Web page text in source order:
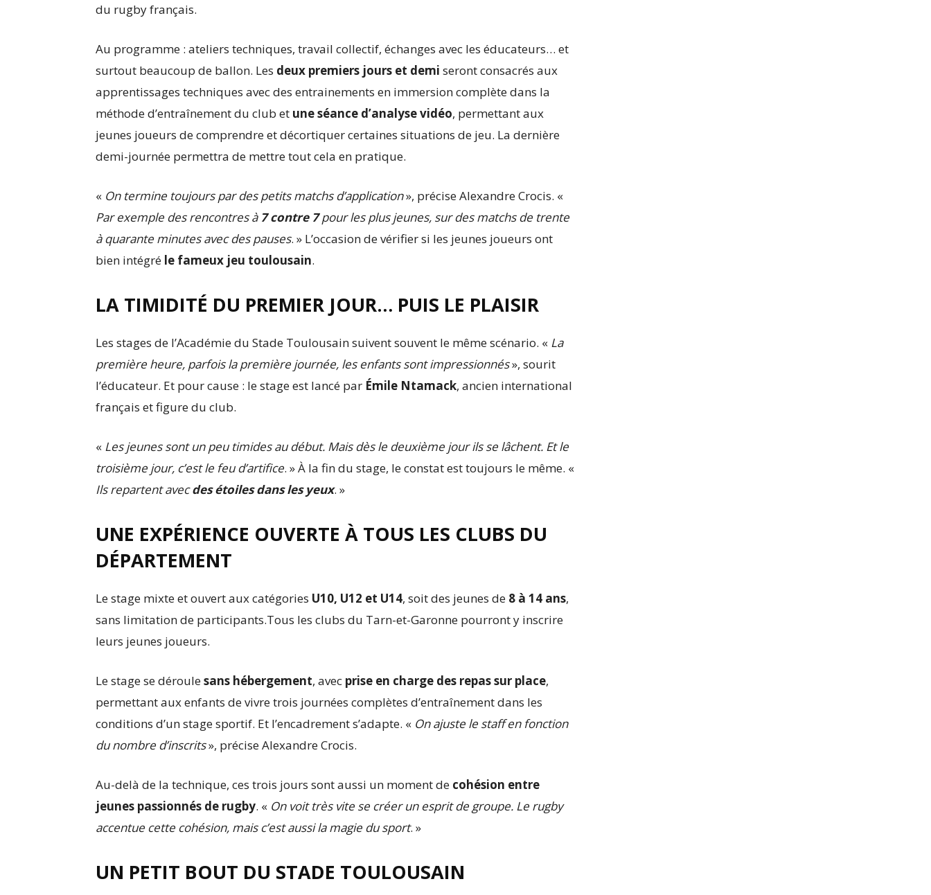
du rugby français.
Au programme : ateliers techniques, travail collectif, échanges avec les éducateurs… et
surtout beaucoup de ballon. Les deux premiers jours et demi seront consacrés aux
apprentissages techniques avec des entrainements en immersion complète dans la
méthode d’entraînement du club et une séance d’analyse vidéo, permettant aux
jeunes joueurs de comprendre et décortiquer certaines situations de jeu. La dernière
demi-journée permettra de mettre tout cela en pratique.
« On termine toujours par des petits matchs d’application», précise Alexandre Crocis. «
Par exemple des rencontres à 7 contre 7pour les plus jeunes, sur des matchs de trente
à quarante minutes avec des pauses. » L’occasion de vérifier si les jeunes joueurs ont
bien intégré le fameux jeu toulousain.
LA TIMIDITÉ DU PREMIER JOUR… PUIS LE PLAISIR
Les stages de l’Académie du Stade Toulousain suivent souvent le même scénario. « La
première heure, parfois la première journée, les enfants sont impressionnés», sourit
l’éducateur. Et pour cause : le stage est lancé par Émile Ntamack, ancien international
français et figure du club.
« Les jeunes sont un peu timides au début. Mais dès le deuxième jour ils se lâchent. Et le
troisième jour, c’est le feu d’artifice. » À la fin du stage, le constat est toujours le même. «
Ils repartent avecdes étoiles dans les yeux. »
UNE EXPÉRIENCE OUVERTE À TOUS LES CLUBS DU
DÉPARTEMENT
Le stage mixte et ouvert aux catégories U10, U12 et U14, soit des jeunes de 8 à 14 ans,
sans limitation de participants.Tous les clubs du Tarn-et-Garonne pourront y inscrire
leurs jeunes joueurs.
Le stage se déroulesans hébergement, avec prise en charge des repas sur place,
permettant aux enfants de vivre trois journées complètes d’entraînement dans les
conditions d’un stage sportif. Et l’encadrement s’adapte. « On ajuste le staff en fonction
du nombre d’inscrits», précise Alexandre Crocis.
Au-delà de la technique, ces trois jours sont aussi un moment de cohésion entre
jeunes passionnés de rugby. « On voit très vite se créer un esprit de groupe. Le rugby
accentue cette cohésion, mais c’est aussi la magie du sport. »
UN PETIT BOUT DU STADE TOULOUSAIN